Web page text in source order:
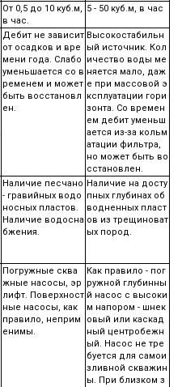
От 0,5 до 10 куб.м,
в час.
5 - 50 куб.м, в час
Дебит не зависит
от осадков и вре
мени года. Слабо
уменьшается со в
ременем и может
быть восстановл
ен.
Высокостабильн
ый источник. Кол
ичество воды ме
няется мало, даж
е при массовой э
ксплуатации гори
зонта. Со времен
ем дебит уменьш
ается из-за кольм
атации фильтра,
но может быть во
сстановлен.
Наличие песчано
- гравийных водо
носных пластов.
Наличие водосна
бжения.
Наличие на досту
пных глубинах об
водненных пласт
ов из трещиноват
ых пород.
Погружные сква
жные насосы, эр
лифт. Поверхност
ные насосы, как
правило, неприм
енимы.
Как правило - пог
ружной глубинны
й насос с высоки
м напором - шнек
овый или каскад
ный центробежн
ый. Насос не тре
буется для самои
зливной скважин
ы. При близком з